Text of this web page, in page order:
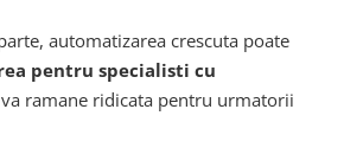
automatizarea crescuta poate
pentru specialisti cu
va ramane ridicata pentru urmatorii